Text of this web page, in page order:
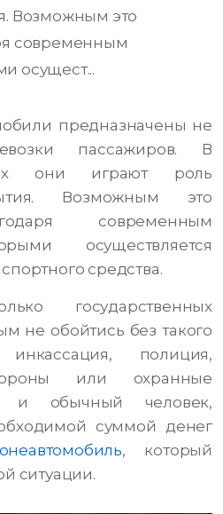
Возможным это
современным
осущест...
предназначены не
пассажиров. В
они играют роль
Возможным это
современным
осуществляется
средства.
государственных
не обойтись без такого
полиция,
или охранные
и обычный человек,
суммой денег
, который
ситуации.